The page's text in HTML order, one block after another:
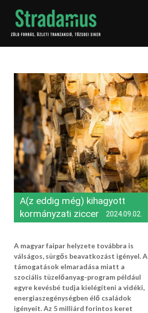
content
A(z eddig még) kihagyott
kormányzati ziccer
2024.09.02.
A magyar faipar helyzete továbbra is
válságos, sürgős beavatkozást igényel. A
támogatások elmaradása miatt a
szociális tüzelőanyag-program például
egyre kevésbé tudja kielégíteni a vidéki,
energiaszegénységben élő családok
igényeit. Az 5 milliárd forintos keret